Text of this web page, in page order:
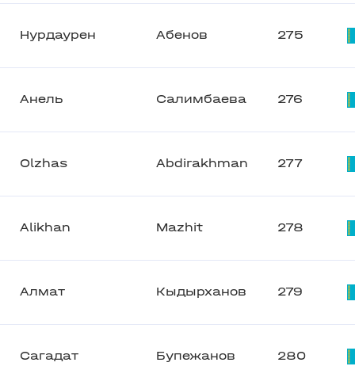
Нурдаурен Абенов 275
Анель Салимбаева 276
Olzhas Abdirakhman 277
Alikhan Mazhit 278
Алмат Кыдырханов 279
Сагадат Бупежанов 280